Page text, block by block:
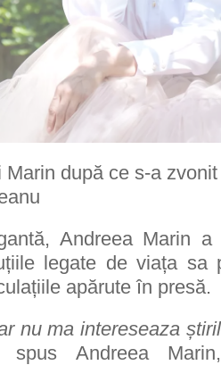
Marin după ce s-a
Andreea Marin
legate de viața sa
apărute în presă.
nu ma intereseaza
Andreea